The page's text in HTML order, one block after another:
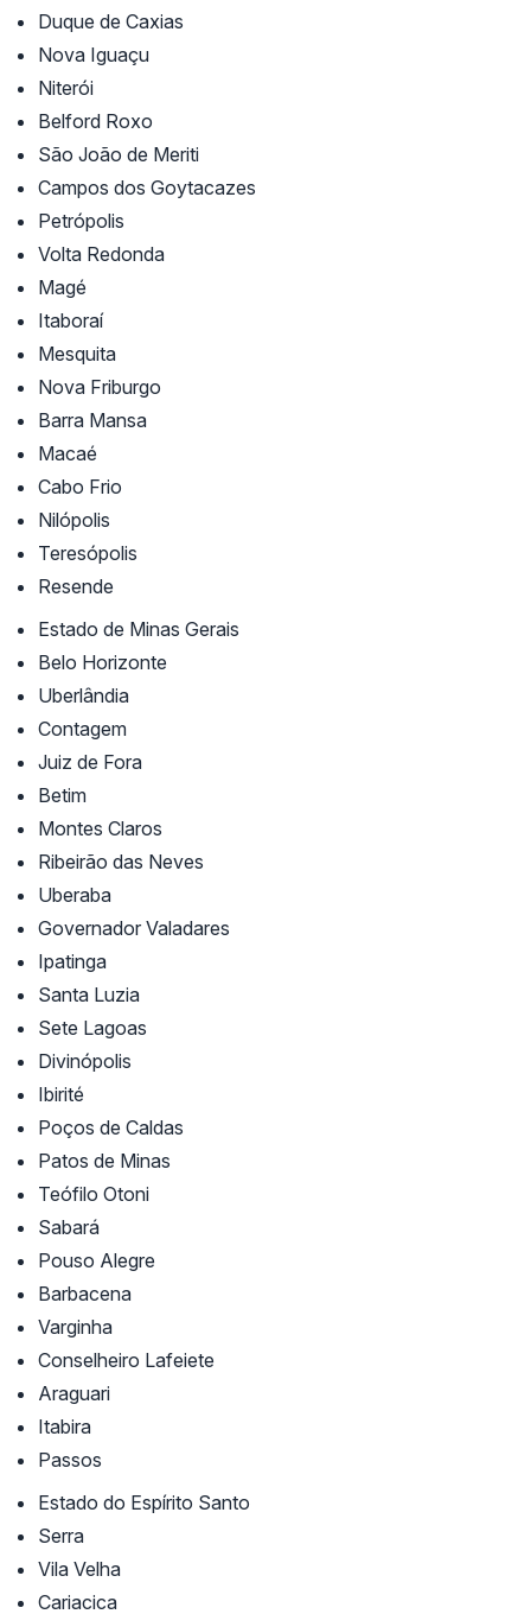
Duque de Caxias
Nova Iguaçu
Niterói
Belford Roxo
São João de Meriti
Campos dos Goytacazes
Petrópolis
Volta Redonda
Magé
Itaboraí
Mesquita
Nova Friburgo
Barra Mansa
Macaé
Cabo Frio
Nilópolis
Teresópolis
Resende
Estado de Minas Gerais
Belo Horizonte
Uberlândia
Contagem
Juiz de Fora
Betim
Montes Claros
Ribeirão das Neves
Uberaba
Governador Valadares
Ipatinga
Santa Luzia
Sete Lagoas
Divinópolis
Ibirité
Poços de Caldas
Patos de Minas
Teófilo Otoni
Sabará
Pouso Alegre
Barbacena
Varginha
Conselheiro Lafeiete
Araguari
Itabira
Passos
Estado do Espírito Santo
Serra
Vila Velha
Cariacica